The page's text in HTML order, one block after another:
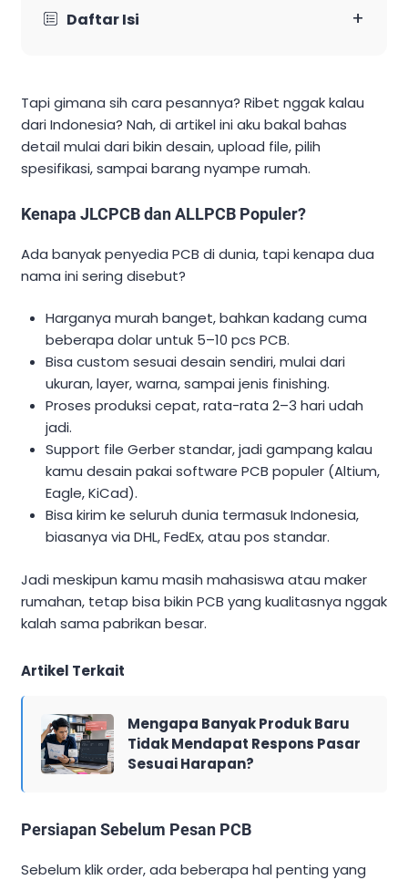
Daftar Isi +
Tapi gimana sih cara pesannya? Ribet nggak kalau
dari Indonesia? Nah, di artikel ini aku bakal bahas
detail mulai dari bikin desain, upload file, pilih
spesifikasi, sampai barang nyampe rumah.
Kenapa JLCPCB dan ALLPCB Populer?
Ada banyak penyedia PCB di dunia, tapi kenapa dua
nama ini sering disebut?
Harganya murah banget, bahkan kadang cuma
beberapa dolar untuk 5–10 pcs PCB.
Bisa custom sesuai desain sendiri, mulai dari
ukuran, layer, warna, sampai jenis finishing.
Proses produksi cepat, rata-rata 2–3 hari udah
jadi.
Support file Gerber standar, jadi gampang kalau
kamu desain pakai software PCB populer (Altium,
Eagle, KiCad).
Bisa kirim ke seluruh dunia termasuk Indonesia,
biasanya via DHL, FedEx, atau pos standar.
Jadi meskipun kamu masih mahasiswa atau maker
rumahan, tetap bisa bikin PCB yang kualitasnya nggak
kalah sama pabrikan besar.
Artikel Terkait
Mengapa Banyak Produk Baru
Tidak Mendapat Respons Pasar
Sesuai Harapan?
Persiapan Sebelum Pesan PCB
Sebelum klik order, ada beberapa hal penting yang